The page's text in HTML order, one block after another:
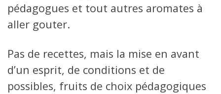
pédagogues et tout autres aromates à
aller gouter.
Pas de recettes, mais la mise en avant
d’un esprit, de conditions et de
possibles, fruits de choix pédagogiques